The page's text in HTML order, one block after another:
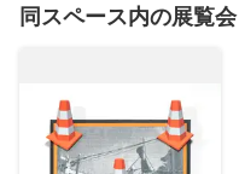
同スペース内の展覧会